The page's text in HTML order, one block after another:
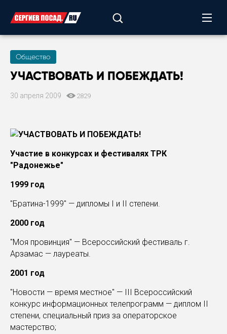
Общество
УЧАСТВОВАТЬ И ПОБЕЖДАТЬ!
30 апреля 2009 2829
Участие в конкурсах и фестивалях ТРК
"Радонежье"
1999 год
"Братина-1999" — дипломы I и II степени.
2000 год
"Моя провинция" — Всероссийский фестиваль г.
Арзамас — лауреаты.
2001 год
"Новости — время местное" — III Всероссийский
конкурс информационных телепрограмм — диплом II
степени, специальный приз за операторское
мастерство;